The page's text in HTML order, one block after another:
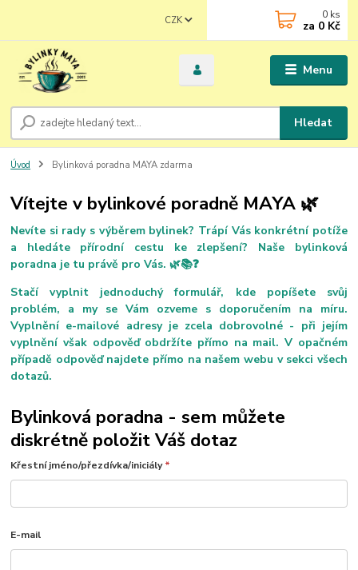
Menu
CZK
Hledat
0 ks
za 0 Kč
Úvod Bylinková poradna MAYA zdarma
Vítejte v bylinkové poradně MAYA 🌿
Nevíte si rady s výběrem bylinek? Trápí Vás konkrétní potíže
a hledáte přírodní cestu ke zlepšení? Naše bylinková
poradna je tu právě pro Vás. 🌿📚❓
Stačí vyplnit jednoduchý formulář, kde popíšete svůj
problém, a my se Vám ozveme s doporučením na míru.
Vyplnění e-mailové adresy je zcela dobrovolné - při jejím
vyplnění však odpověď obdržíte přímo na mail. V opačném
případě odpověď najdete přímo na našem webu v sekci všech
dotazů.
Bylinková poradna - sem můžete
diskrétně položit Váš dotaz
Křestní jméno/přezdívka/iniciály*
E-mail